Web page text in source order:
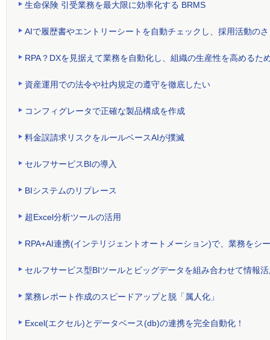
生命保険 引受業務を最大限に効率化する BRMS
AIで履歴書やエントリーシートを自動チェックし、採用活動の
RPA？DXを見据えて業務を自動化し、組織の生産性を高めるた
資産運用での法令や社内規定の遵守を徹底したい
コンフィグレータで正確な製品構成を作成
料金誤請求リスクをルールベースAIが撲滅
セルフサービスBIの導入
BIシステムのリプレース
超Excel分析ツールの活用
RPA+AI連携(インテリジェントオートメーション)で、業務をシ
セルフサービス型BIツールとビッグデータを組み合わせて情報
業務レポート作成のスピードアップと脱「属人化」
Excel(エクセル)とデータベース(db)の連携を完全自動化！